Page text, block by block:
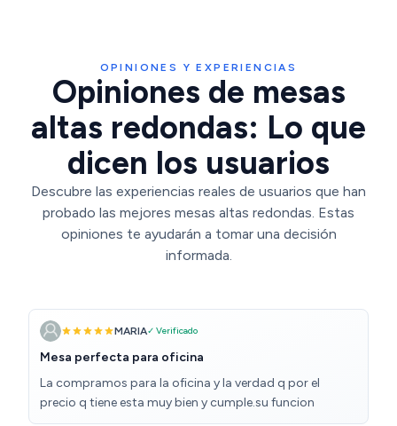
OPINIONES Y EXPERIENCIAS
Opiniones de mesas
altas redondas: Lo que
dicen los usuarios
Descubre las experiencias reales de usuarios que han
probado las mejores mesas altas redondas. Estas
opiniones te ayudarán a tomar una decisión
informada.
MARIA✓ Verificado
Mesa perfecta para oficina
La compramos para la oficina y la verdad q por el
precio q tiene esta muy bien y cumple.su funcion